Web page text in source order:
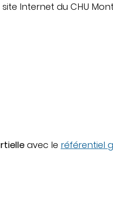
Internet du CHU
avec le référentiel